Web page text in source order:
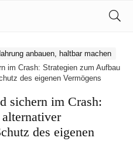
anbauen, haltbar machen
im Crash: Strategien zum Aufbau
des eigenen Vermögens
sichern im Crash:
des eigenen